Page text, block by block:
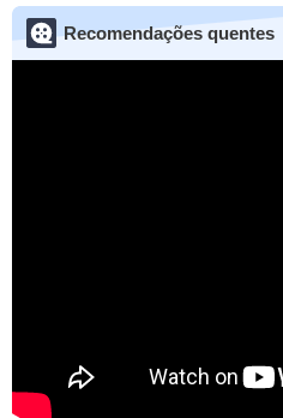
Recomendações quentes